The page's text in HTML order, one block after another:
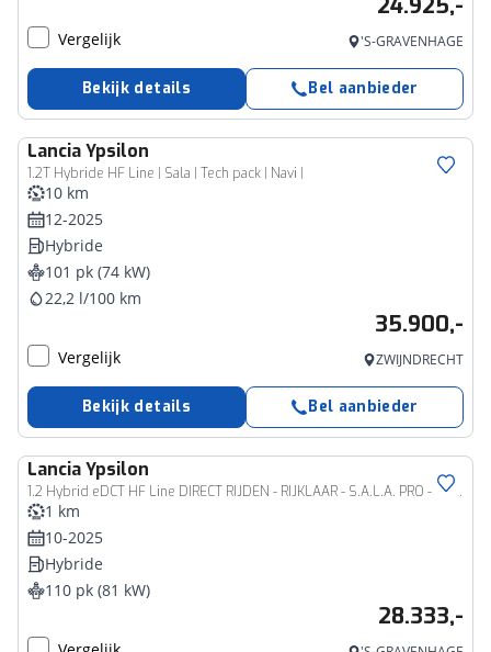
24.925,-
Vergelijk 'S-GRAVENHAGE
Bekijk details Bel aanbieder
LanciaYpsilon
1.2T Hybride HF Line | Sala | Tech pack | Navi |
10 km
12-2025
Hybride
101 pk (74 kW)
22,2 l/100 km
35.900,-
Vergelijk ZWIJNDRECHT
Bekijk details Bel aanbieder
LanciaYpsilon
1.2 Hybrid eDCT HF Line DIRECT RIJDEN - RIJKLAAR - S.A.L.A. PRO - 8 JAAR GARANTIE
1 km
10-2025
Hybride
110 pk (81 kW)
28.333,-